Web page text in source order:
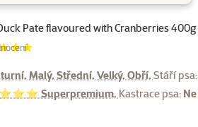
Pate flavoured with Cranberries 400g
96%, počet hodnocení:
Malý, Střední, Velký, Obří, Stáří psa:
Superpremium, Kastrace psa: Ne